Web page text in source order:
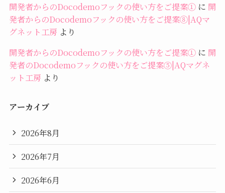
開発者からのDocodemoフックの使い方をご提案①に 開
発者からのDocodemoフックの使い方をご提案⑧|AQマ
グネット工房 より
開発者からのDocodemoフックの使い方をご提案①に 開
発者のDocodemoフックの使い方をご提案⑤|AQマグネ
ット工房 より
アーカイブ
2026年8月
2026年7月
2026年6月